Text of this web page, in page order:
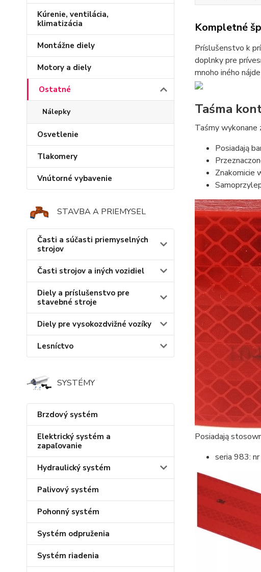
Kúrenie, ventilácia,
klimatizácia
Montážne diely
Motory a diely
Ostatné
Nálepky
Osvetlenie
Tlakomery
Vnútorné vybavenie
STAVBA A PRIEMYSEL
Časti a súčasti priemyselných
strojov
Časti strojov a iných vozidiel
Diely a príslušenstvo pre
stavebné stroje
Diely pre vysokozdvižné vozíky
Lesníctvo
SYSTÉMY
Brzdový systém
Elektrický systém a
zapaľovanie
Hydraulický systém
Palivový systém
Pohonný systém
Systém odpruženia
Systém riadenia
Kompletné
Príslušenstvo k
doplnky pre
mnoho iného
Taśma
Taśmy wykonane
Posiadają
Znakomicie
Posiadają
seria 983: